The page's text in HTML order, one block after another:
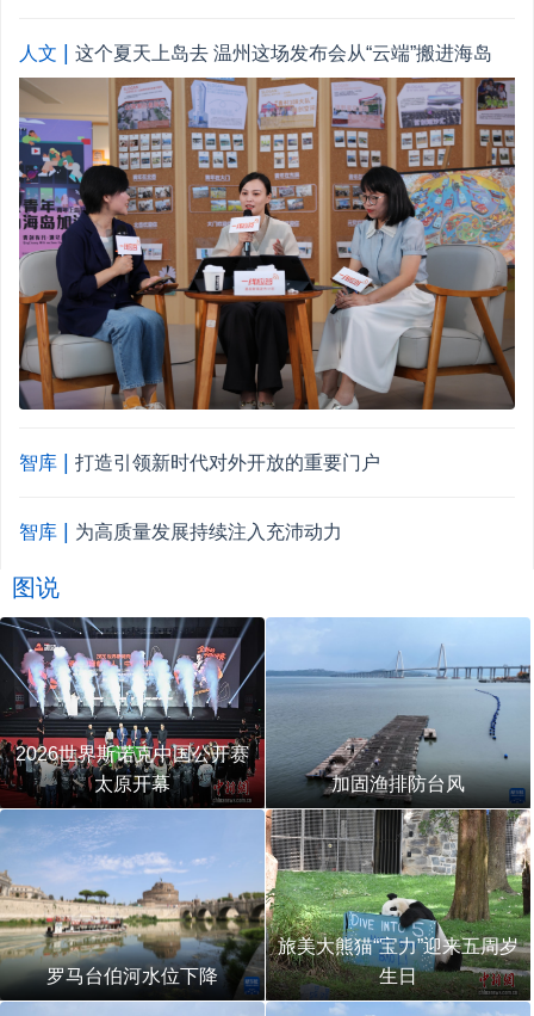
人文 这个夏天上岛去 温州这场发布会从“云端”搬进海岛
智库 | 打造引领新时代对外开放的重要门户
智库 | 为高质量发展持续注入充沛动力
图说
2026世界斯诺克中国公开赛
太原开幕
加固渔排防台风
罗马台伯河水位下降
旅美大熊猫“宝力”迎来五周岁
生日